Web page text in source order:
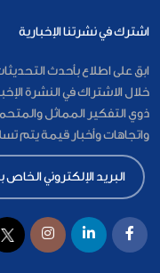
اشترك في نشرتنا الإخبارية
ابق على اطلاع بأحدث
خلال الاشتراك في النشرة
ذوي التفكير المماثل
واتجاهات وأخبار قيمة يتم